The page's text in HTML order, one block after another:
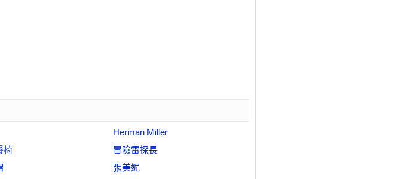
Herman Miller
椅
冒險雷探長
張美妮